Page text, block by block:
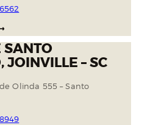
JOINVILLE – SC
Olinda 555 – Santo